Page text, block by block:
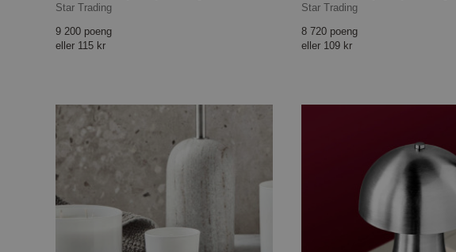
Star Trading
9 200 poeng
eller 115 kr
Star Trading
8 720 poeng
eller 109 kr